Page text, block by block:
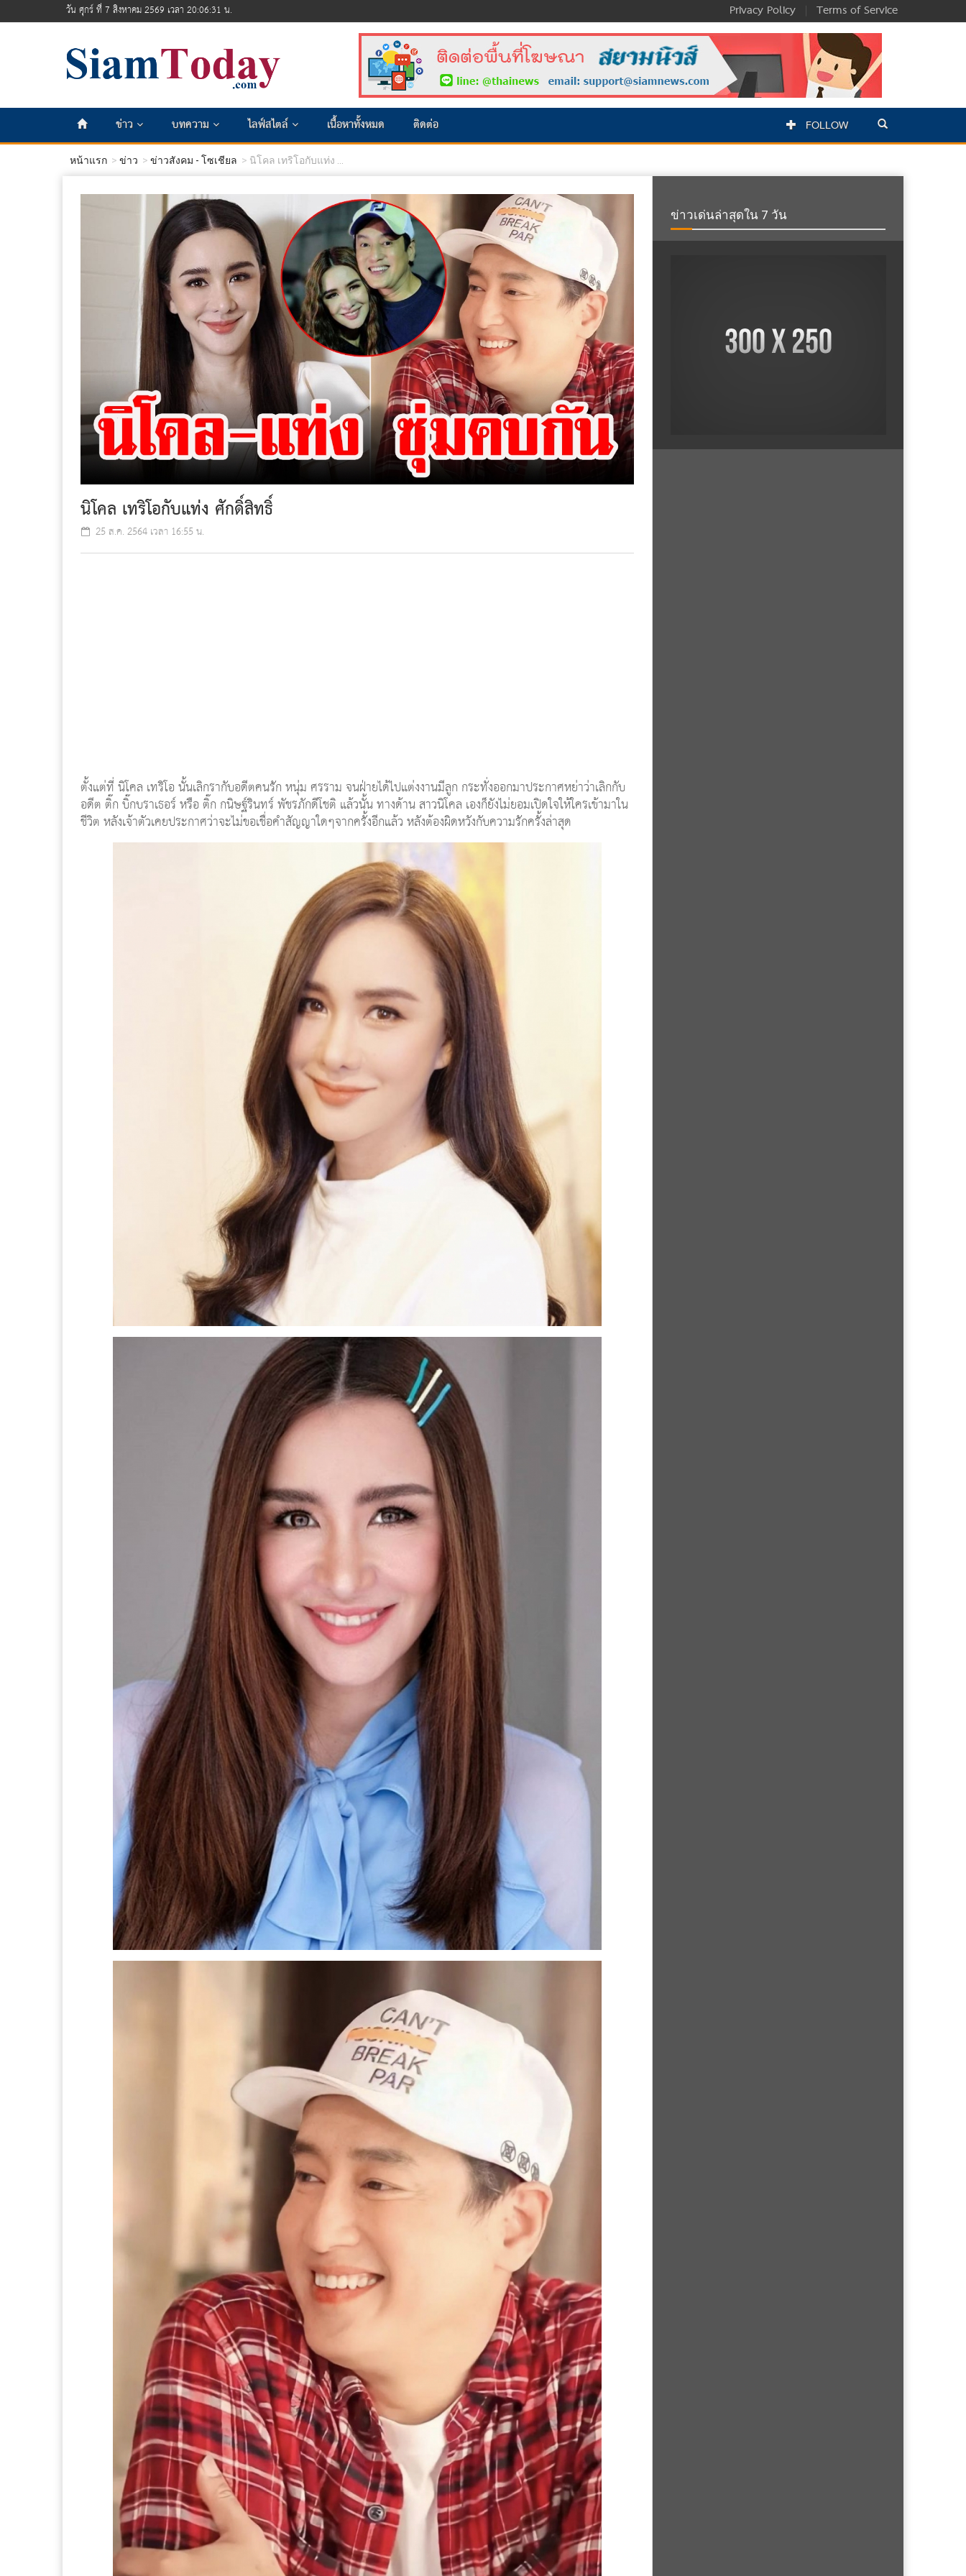
วัน ศุกร์ ที่ 7 สิงหาคม 2569 เวลา 20:06:33 น. Privacy Policy | Terms of Service
ข่าว บทความ ไลฟ์สไตล์ เนื้อหาทั้งหมด ติดต่อ FOLLOW
หน้าแรก ข่าว ข่าวสังคม - โซเชียล นิโคล เทริโอกับแท่ง ...
นิโคล เทริโอกับแท่ง ศักดิ์สิทธิ์
25 ส.ค. 2564 เวลา 16:55 น.
ตั้งแต่ที่ นิโคล เทริโอ นั้นเลิกรากับอดีตคนรัก หนุ่ม ศรราม จนฝ่ายได้ไปแต่งงานมีลูก กระทั่งออกมาประกาศหย่าว่าเลิกกับ
อดีต ติ๊ก บิ๊กบราเธอร์ หรือ ติ๊ก กนิษฐ์รินทร์ พัชรภักดีโชติ แล้วนั้น ทางด้าน สาวนิโคล เองก็ยังไม่ยอมเปิดใจให้ใครเข้ามาใน
ชีวิต หลังเจ้าตัวเคยประกาศว่าจะไม่ขอเชื่อคำสัญญาใดๆจากครั้งอีกแล้ว หลังต้องผิดหวังกับความรักครั้งล่าสุด
ข่าวเด่นล่าสุดใน 7 วัน